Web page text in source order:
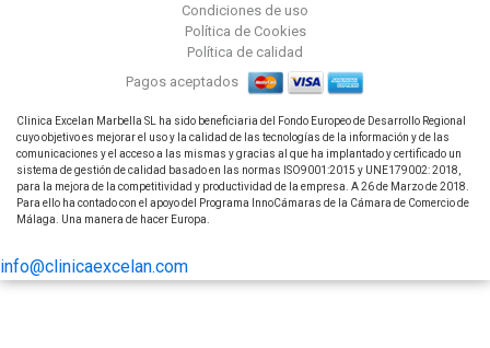
Condiciones de uso
Política de Cookies
Política de calidad
Pagos aceptados
Clinica Excelan Marbella SL ha sido beneficiaria del Fondo Europeo de Desarrollo Regional
cuyo objetivo es mejorar el uso y la calidad de las tecnologías de la información y de las
comunicaciones y el acceso a las mismas y gracias al que ha implantado y certificado un
sistema de gestión de calidad basado en las normas ISO9001:2015 y UNE179002: 2018,
para la mejora de la competitividad y productividad de la empresa. A 26 de Marzo de 2018.
Para ello ha contado con el apoyo del Programa InnoCámaras de la Cámara de Comercio de
Málaga. Una manera de hacer Europa.
info@clinicaexcelan.com